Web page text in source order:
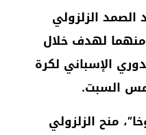
الصمد الزلزولي
لهدف خلال
من الدوري الإسباني لكرة
السبت.
منح الزلزولي